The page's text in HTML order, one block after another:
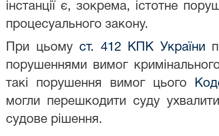
інстанції є, зокрема, істотне
процесуального закону.
При цьому ст. 412 КПК України
порушеннями вимог
такі порушення вимог цього
могли перешкодити суду
судове рішення.